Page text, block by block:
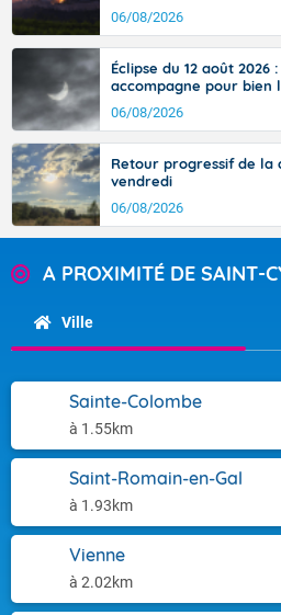
06/08/2026
Éclipse du 12 août 2026
accompagne pour bien
06/08/2026
Retour progressif de la
vendredi
06/08/2026
A PROXIMITÉ DE SAINT-
Ville
Sainte-Colombe
à 1.55km
Saint-Romain-en-Gal
à 1.93km
Vienne
à 2.02km